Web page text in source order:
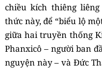
chiều kích thiêng
thức này, để “biểu lộ
giữa hai truyền thống
Phanxicô – người ban
nguyện này – và Đức